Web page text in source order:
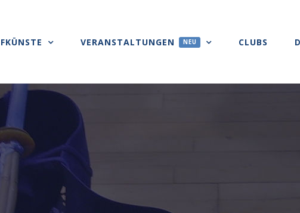
VERANSTALTUNGEN NEU CLUBS